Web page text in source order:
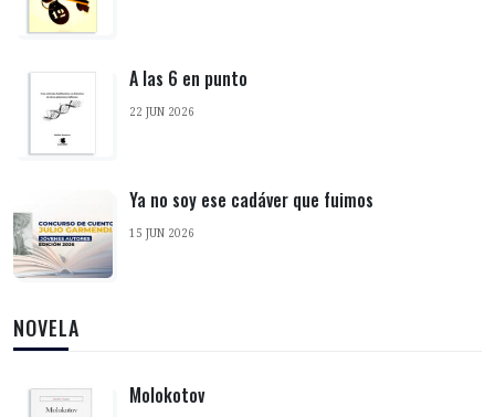
A las 6 en punto
22 JUN 2026
Ya no soy ese cadáver que fuimos
15 JUN 2026
NOVELA
Molokotov